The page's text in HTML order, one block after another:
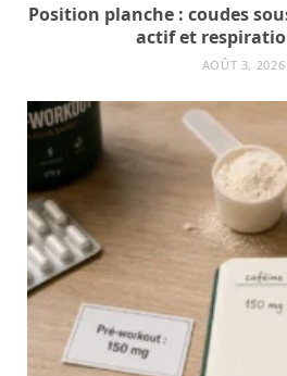
Position planche : coudes
actif et
AOÛT 3, 2026